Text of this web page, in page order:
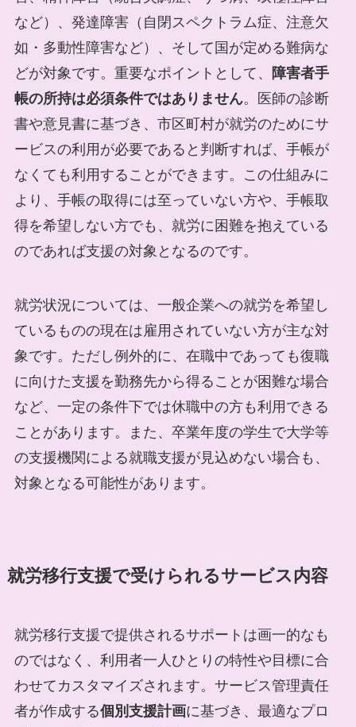
など）、発達障害（自閉スペクトラム症、注意欠
如・多動性障害など）、そして国が定める難病な
どが対象です。重要なポイントとして、
障害者手
帳の所持は必須条件ではありません。医師の診断
書や意見書に基づき、市区町村が就労のためにサ
ービスの利用が必要であると判断すれば、手帳が
なくても利用することができます。この仕組みに
より、手帳の取得には至っていない方や、手帳取
得を希望しない方でも、就労に困難を抱えている
のであれば支援の対象となるのです。
就労状況については、一般企業への就労を希望し
ているものの現在は雇用されていない方が主な対
象です。ただし例外的に、在職中であっても復職
に向けた支援を勤務先から得ることが困難な場合
など、一定の条件下では休職中の方も利用できる
ことがあります。また、卒業年度の学生で大学等
の支援機関による就職支援が見込めない場合も、
対象となる可能性があります。
就労移行支援で受けられるサービス内容
就労移行支援で提供されるサポートは画一的なも
のではなく、利用者一人ひとりの特性や目標に合
わせてカスタマイズされます。サービス管理責任
者が作成する個別支援計画に基づき、最適なプロ